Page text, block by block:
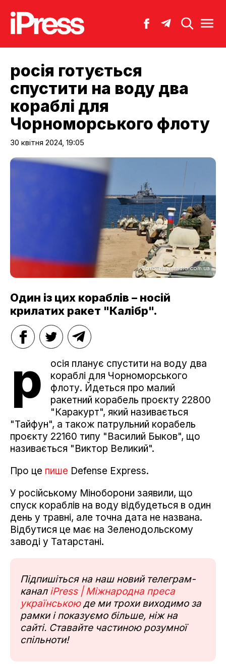
росія готується
спустити на воду два
кораблі для
Чорноморського флоту
30 квітня 2024, 19:05
Фото: newsradio.com.ua
Один із цих кораблів – носій
крилатих ракет "Калібр".
р
осія планує спустити на воду два
кораблі для Чорноморського
флоту. Йдеться про малий
ракетний корабель проєкту 22800
"Каракурт", який називається
"Тайфун", а також патрульний корабель
проєкту 22160 типу "Василий Быков", що
називається "Виктор Великий".
Про це пише Defense Express.
У російському Міноборони заявили, що
спуск кораблів на воду відбудеться в один
день у травні, але точна дата не названа.
Відбутися це має на Зеленодольскому
заводі у Татарстані.
Підпишіться на наш новий телеграм-
канал iPress | Міжнародна преса
українськоюде ми трохи виходимо за
рамки і показуємо більше, ніж на
сайті. Ставайте частиною розумної
спільноти!